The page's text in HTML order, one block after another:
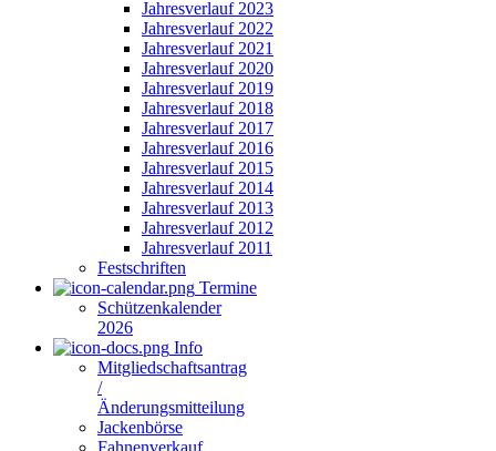
Jahresverlauf 2023
Jahresverlauf 2022
Jahresverlauf 2021
Jahresverlauf 2020
Jahresverlauf 2019
Jahresverlauf 2018
Jahresverlauf 2017
Jahresverlauf 2016
Jahresverlauf 2015
Jahresverlauf 2014
Jahresverlauf 2013
Jahresverlauf 2012
Jahresverlauf 2011
Festschriften
Termine
Schützenkalender
2026
Info
Mitgliedschaftsantrag
/
Änderungsmitteilung
Jackenbörse
Fahnenverkauf